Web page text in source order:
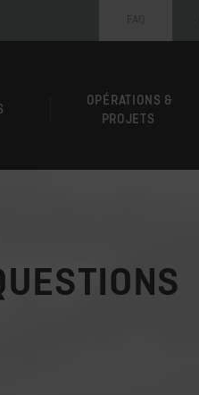
FAQ
OPÉRATIONS &
PROJETS